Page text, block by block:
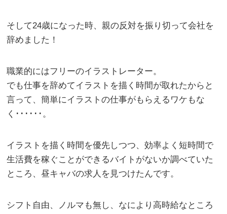
そして24歳になった時、親の反対を振り切って会社を
辞めました！
職業的にはフリーのイラストレーター。
でも仕事を辞めてイラストを描く時間が取れたからと
言って、簡単にイラストの仕事がもらえるワケもな
く･･････。
イラストを描く時間を優先しつつ、効率よく短時間で
生活費を稼ぐことができるバイトがないか調べていた
ところ、昼キャバの求人を見つけたんです。
シフト自由、ノルマも無し、なにより高時給なところ